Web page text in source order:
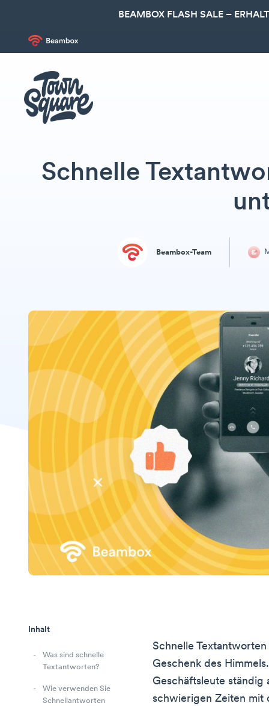
BEAMBOX FLASH SALE –
Schnelle
Beambox-Team
Inhalt
Was sind schnelle
Textantworten?
Wie verwenden Sie
Schnellantworten
Schnelle
Geschenk des
Geschäftsleute ständig
schwierigen Zeiten mit